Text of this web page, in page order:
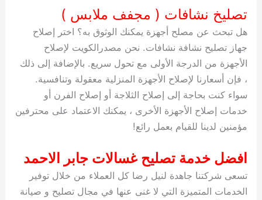
تصليخ نشافات ( مجفف ملابس )
هل تبحث عن مصلح أجهزة يمكنك الوثوق به؟ اختر إصلاح
جهاز تصليح نشافة نشافات. نحن مصدرالكويت لإصلاح
الأجهزة من الدرجة الأولى مع تحول سريع. بالإضافة إلى ذلك
، فإن أسعارنا لإصلاح الأجهزة المنزلية معقولة وتنافسية.
سواء كنت بحاجة إلى إصلاح الثلاجة أو إصلاح الفرن أو
خدمات إصلاح الأجهزة الأخرى ، يمكنك الاعتماد على محترفين
مؤمنين لدينا للقيام بعمل رائع!
افضل خدمة تصليح غسالات جابر الاحمد
تسعى شركتنا جاهدة لنيل رضا كل العملاء من خلال توفير
الخدمات المتميزة التي لا غنى عنها في مجال تصليح و صيانة